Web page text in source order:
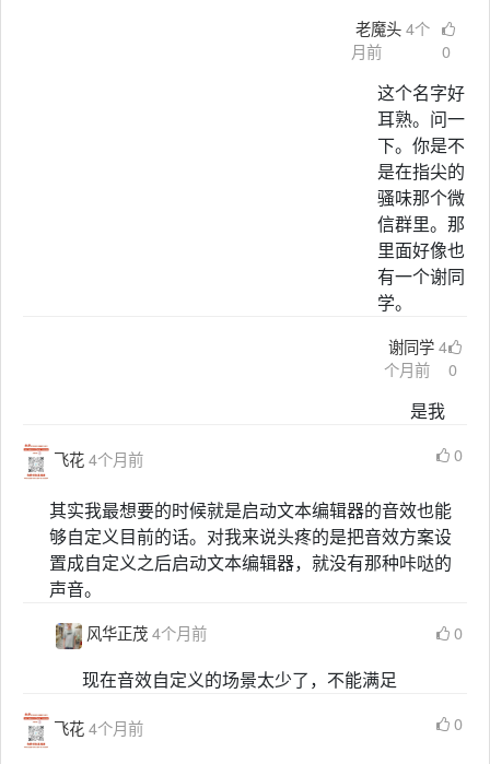
老魔头4个
月前
0
这个名字好
耳熟。问一
下。你是不
是在指尖的
骚味那个微
信群里。那
里面好像也
有一个谢同
学。
谢同学4
个月前
0
是我
飞花4个月前 0
其实我最想要的时候就是启动文本编辑器的音效也能
够自定义目前的话。对我来说头疼的是把音效方案设
置成自定义之后启动文本编辑器，就没有那种咔哒的
声音。
风华正茂4个月前 0
现在音效自定义的场景太少了，不能满足
飞花4个月前 0